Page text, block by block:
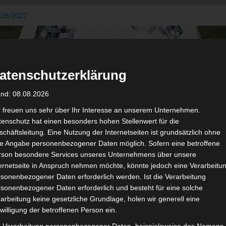
2027
August
aus der
der ersten 15
2027 –
20.
AS Soliman
zu
08.08.2026
freuen uns sehr über Ihr Interesse an unserem Unternehmen.
hat einen besonders hohen Stellenwert für die
Eine Nutzung der Internetseiten ist grundsätzlich ohne
Angabe personenbezogener Daten möglich. Sofern eine betroffene
besondere Services unseres Unternehmens über unsere
in Anspruch nehmen möchte, könnte jedoch eine
Daten erforderlich werden. Ist die Verarbeitung
Daten erforderlich und besteht für eine solche
keine gesetzliche Grundlage, holen wir generell eine
der betroffenen Person ein.